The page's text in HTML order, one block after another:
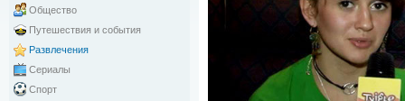
Общество
Путешествия и события
Развлечения
Сериалы
Спорт